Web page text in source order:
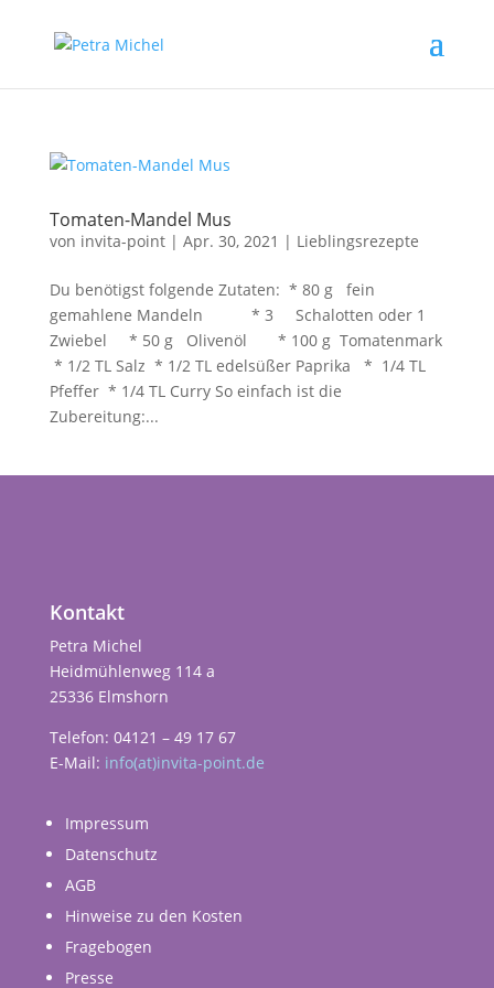
Tomaten-Mandel Mus
von invita-point| Apr. 30, 2021 | Lieblingsrezepte
Du benötigst folgende Zutaten: * 80 g fein
gemahlene Mandeln * 3 Schalotten oder 1
Zwiebel * 50 g Olivenöl * 100 g Tomatenmark
* 1/2 TL Salz * 1/2 TL edelsüßer Paprika * 1/4 TL
Pfeffer * 1/4 TL Curry So einfach ist die
Zubereitung:...
Kontakt
Petra Michel
Heidmühlenweg 114 a
25336 Elmshorn
Telefon: 04121 – 49 17 67
E-Mail: info(at)invita-point.de
Impressum
Datenschutz
AGB
Hinweise zu den Kosten
Fragebogen
Presse